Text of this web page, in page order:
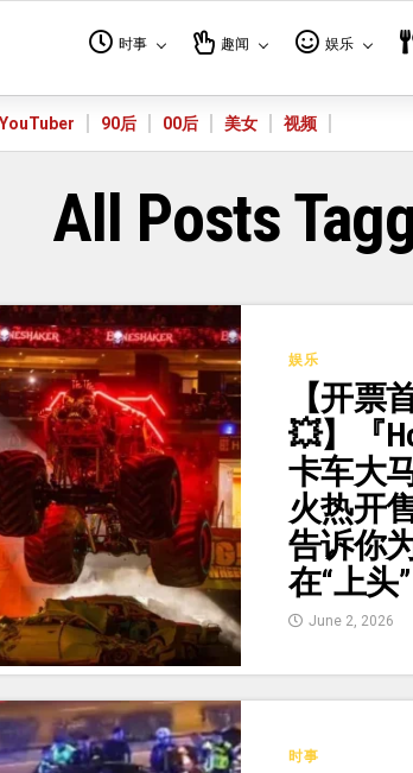
时事 趣闻 娱乐
YouTuber 90后 00后 美女 视频
All Posts
娱乐
【开票
💥】『
卡车大
火热开
告诉你
在“上头
June 2, 2026
时事